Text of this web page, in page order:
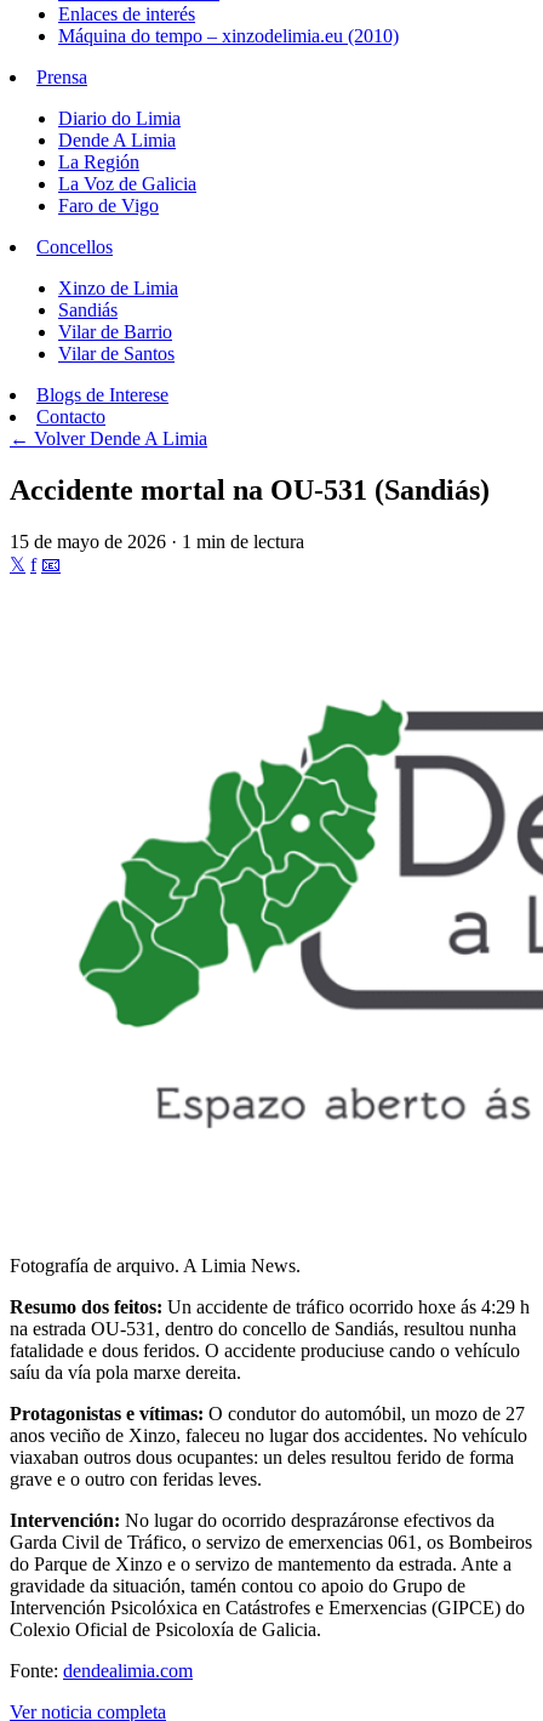
Enlaces de interés
Máquina do tempo – xinzodelimia.eu (2010)
Prensa
Diario do Limia
Dende A Limia
La Región
La Voz de Galicia
Faro de Vigo
Concellos
Xinzo de Limia
Sandiás
Vilar de Barrio
Vilar de Santos
Blogs de Interese
Contacto
← VolverDende A Limia
Accidente mortal na OU-531 (Sandiás)
15 de mayo de 2026 · 1 min de lectura
𝕏 f 📧
Fotografía de arquivo. A Limia News.
Resumo dos feitos: Un accidente de tráfico ocorrido hoxe ás 4:29 h
na estrada OU-531, dentro do concello de Sandiás, resultou nunha
fatalidade e dous feridos. O accidente produciuse cando o vehículo
saíu da vía pola marxe dereita.
Protagonistas e vítimas: O condutor do automóbil, un mozo de 27
anos veciño de Xinzo, faleceu no lugar dos accidentes. No vehículo
viaxaban outros dous ocupantes: un deles resultou ferido de forma
grave e o outro con feridas leves.
Intervención: No lugar do ocorrido desprazáronse efectivos da
Garda Civil de Tráfico, o servizo de emerxencias 061, os Bombeiros
do Parque de Xinzo e o servizo de mantemento da estrada. Ante a
gravidade da situación, tamén contou co apoio do Grupo de
Intervención Psicolóxica en Catástrofes e Emerxencias (GIPCE) do
Colexio Oficial de Psicoloxía de Galicia.
Fonte: dendealimia.com
Ver noticia completa